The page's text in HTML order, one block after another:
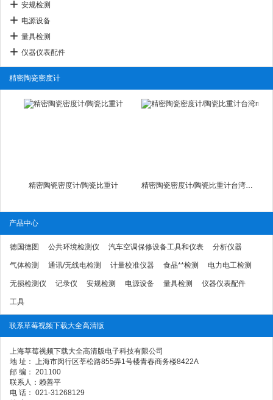
安规检测
电源设备
量具检测
仪器仪表配件
精密陶瓷密度计
精密陶瓷密度计/陶瓷比重计 精密陶瓷密度计/陶瓷比重计台湾matsuhaku
产品中心
德国德图 公共环境检测仪 汽车空调保修设备工具和仪表 分析仪器
气体检测 通讯/无线电检测 计量校准仪器 食品**检测 电力电工检测
无损检测仪 记录仪 安规检测 电源设备 量具检测 仪器仪表配件
工具
联系草莓视频下载大全高清版
上海草莓视频下载大全高清版电子科技有限公司
地 址： 上海市闵行区莘松路855弄1号楼青春商务楼8422A
邮 编： 201100
联系人：赖善平
电 话： 021-31268129